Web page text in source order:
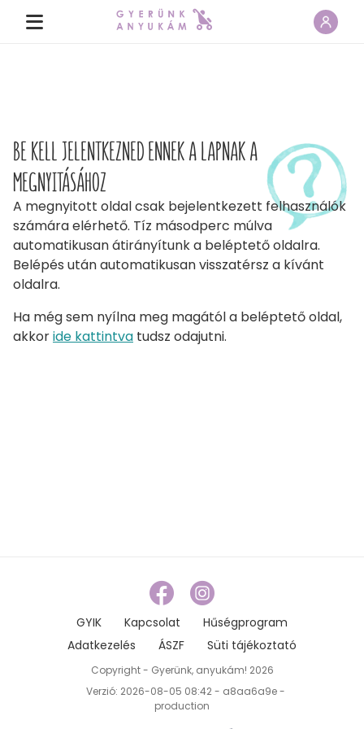
BE KELL JELENTKEZNED ENNEK A LAPNAK A
MEGNYITÁSÁHOZ
A megnyitott oldal csak bejelentkezett felhasználók
számára elérhető. Tíz másodperc múlva
automatikusan átirányítunk a beléptető oldalra.
Belépés után automatikusan visszatérsz a kívánt
oldalra.
Ha még sem nyílna meg magától a beléptető oldal,
akkoride kattintva tudsz odajutni.
GYIK Kapcsolat
Hűségprogram
Adatkezelés
ÁSZF Süti tájékoztató
Copyright - Gyerünk, anyukám! 2026
Verzió: 2026-08-05 08:42 - a8aa6a9e -
production